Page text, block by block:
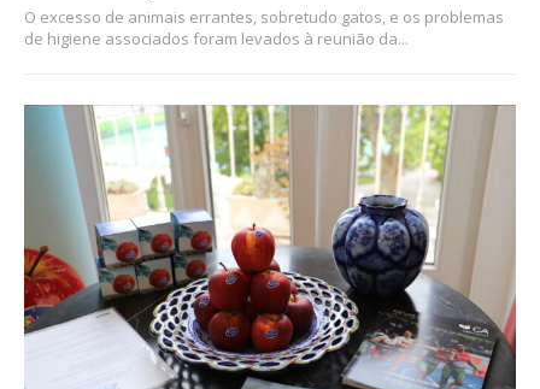
O excesso de animais errantes, sobretudo gatos, e os problemas
de higiene associados foram levados à reunião da...